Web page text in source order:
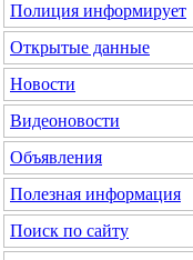
Полиция информирует
Открытые данные
Новости
Видеоновости
Объявления
Полезная информация
Поиск по сайту